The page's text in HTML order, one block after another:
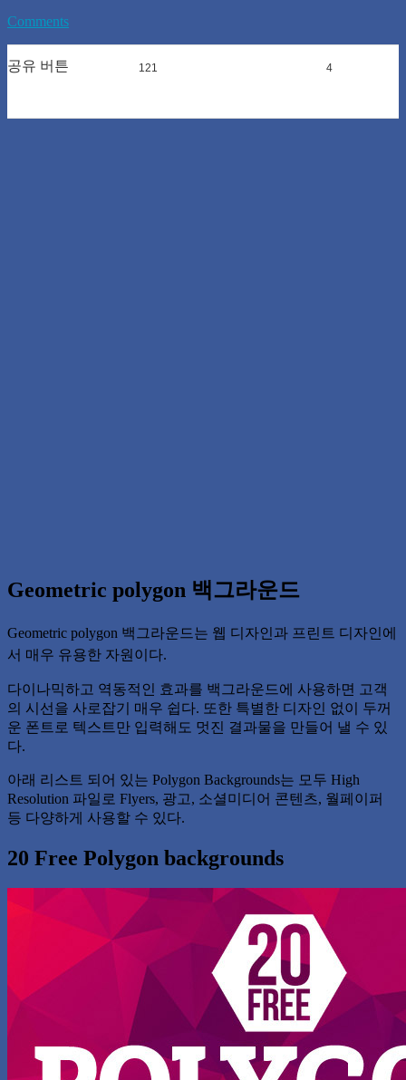
Comments
공유 버튼 121 4
Geometric polygon 백그라운드
Geometric polygon 백그라운드는 웹 디자인과 프린트 디자인에
서 매우 유용한 자원이다.
다이나믹하고 역동적인 효과를 백그라운드에 사용하면 고객
의 시선을 사로잡기 매우 쉽다. 또한 특별한 디자인 없이 두꺼
운 폰트로 텍스트만 입력해도 멋진 결과물을 만들어 낼 수 있
다.
아래 리스트 되어 있는 Polygon Backgrounds는 모두 High
Resolution 파일로 Flyers, 광고, 소셜미디어 콘텐츠, 월페이퍼
등 다양하게 사용할 수 있다.
20 Free Polygon backgrounds